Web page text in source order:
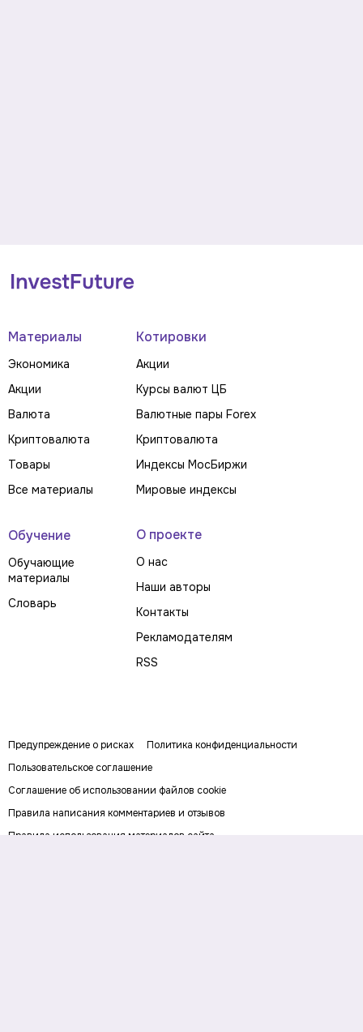
Материалы
Экономика
Акции
Валюта
Криптовалюта
Товары
Все материалы
Котировки
Акции
Курсы валют ЦБ
Валютные пары Forex
Криптовалюта
Индексы МосБиржи
Мировые индексы
Обучение
Обучающие
материалы
Словарь
О проекте
О нас
Наши авторы
Контакты
Рекламодателям
RSS
Предупреждение о рисках
Политика конфиденциальности
Пользовательское соглашение
Соглашение об использовании файлов cookie
Правила написания комментариев и отзывов
Правила использования материалов сайта